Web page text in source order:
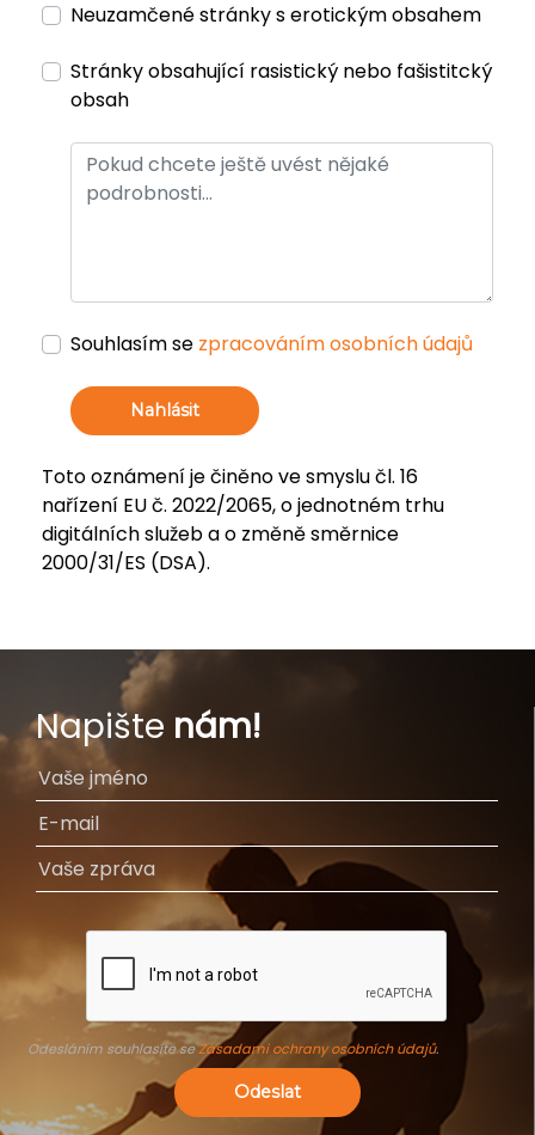
Neuzamčené stránky s erotickým obsahem
Stránky obsahující rasistický nebo fašistitcký
obsah
Souhlasím se zpracováním osobních údajů
Nahlásit
Toto oznámení je činěno ve smyslu čl. 16
nařízení EU č. 2022/2065, o jednotném trhu
digitálních služeb a o změně směrnice
2000/31/ES (DSA).
Napište nám!
Odesláním souhlasíte seZásadami ochrany osobních údajů.
Odeslat